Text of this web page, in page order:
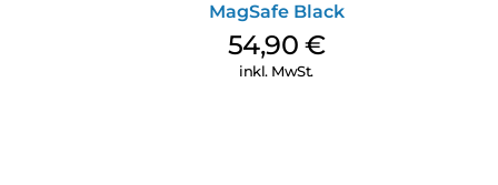
MagSafe Black
54,90 €
inkl. MwSt.